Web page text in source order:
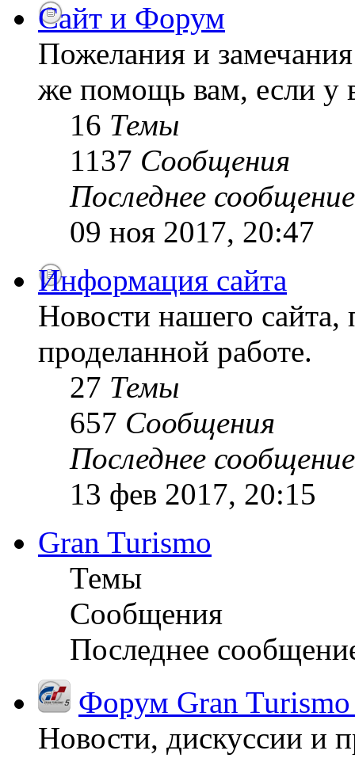
Сайт и Форум
Пожелания и
же помощь вам, если у
16 Темы
1137 Сообщения
Последнее сообщение
09 ноя 2017, 20:47
Информация сайта
Новости нашего
проделанной работе.
27 Темы
657 Сообщения
Последнее сообщение
13 фев 2017, 20:15
Gran Turismo
Темы
Сообщения
Последнее
Форум Gran
Новости, дискуссии и